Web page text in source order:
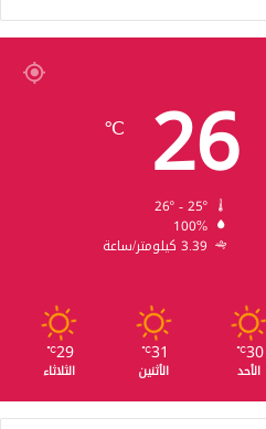
26
℃
100%
3.39 كيلومتر/ساعة
30
℃
الأحد
31
℃
الأثنين
29
℃
الثلاثاء